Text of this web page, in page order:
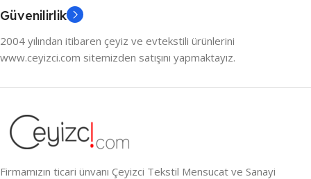
Güvenilirlik
2004 yılından itibaren çeyiz ve evtekstili ürünlerini
www.ceyizci.com sitemizden satışını yapmaktayız.
Firmamızın ticari ünvanı Çeyizci Tekstil Mensucat ve Sanayi